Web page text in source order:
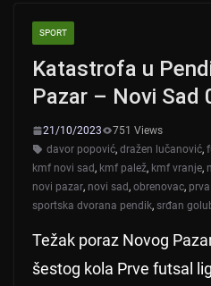
A
p
p
o
k
SPORT
Katastrofa u
Pazar – Novi Sad
21/10/2023
751 Views
davor popović, dražen lučanović,
kmf novi sad, kmf palež, kmf vranje,
novi pazar, novi sad, obrenovac,
sportska dvorana pendik, srđan
Težak poraz Novog
šestog kola Prve futsal